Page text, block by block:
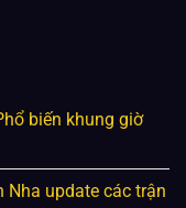
biến khung giờ
Nha update các trận